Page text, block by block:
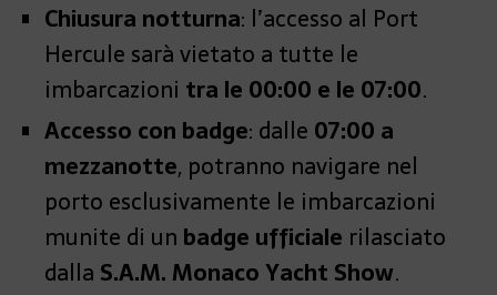
Chiusura notturna: l’accesso al Port
Hercule sarà vietato a tutte le
imbarcazioni tra le 00:00 e le 07:00.
Accesso con badge: dalle 07:00 a
mezzanotte, potranno navigare nel
porto esclusivamente le imbarcazioni
munite di un badge ufficiale rilasciato
dalla S.A.M. Monaco Yacht Show.